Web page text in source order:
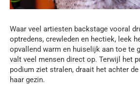
Waar veel artiesten backstage vooral
optredens, crewleden en hectiek, leek
opvallend warm en huiselijk aan toe te
valt veel mensen direct op. Terwijl het
podium ziet stralen, draait het achter
haar gezin.